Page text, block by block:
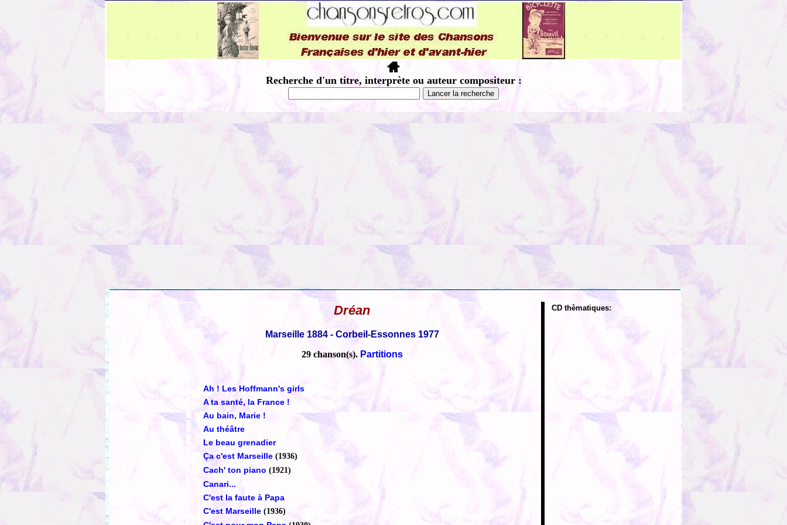
Recherche d'un titre, interprète ou auteur compositeur :
Dréan
Marseille 1884 - Corbeil-Essonnes 1977
29 chanson(s). Partitions
Ah ! Les Hoffmann's girls
A ta santé, la France !
Au bain, Marie !
Au théâtre
Le beau grenadier
Ça c'est Marseille (1936)
Cach' ton piano (1921)
Canari...
C'est la faute à Papa
C'est Marseille (1936)
CD thèmatiques: